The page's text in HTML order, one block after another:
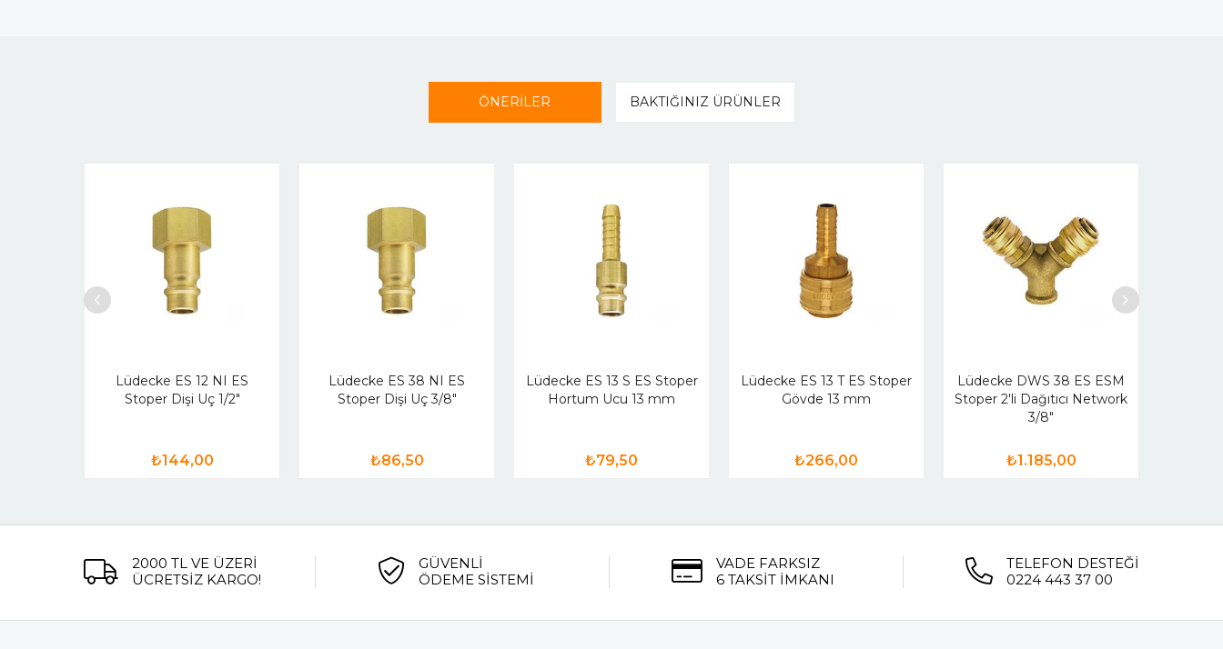
ÖNERİLER BAKTIĞINIZ ÜRÜNLER
Lüdecke ES 12 NI ES
Stoper Dişi Uç 1/2"
₺144,00
Lüdecke ES 38 NI ES
Stoper Dişi Uç 3/8"
₺86,50
Lüdecke ES 13 S ES Stoper
Hortum Ucu 13 mm
₺79,50
Lüdecke ES 13 T ES Stoper
Gövde 13 mm
₺266,00
Lüdecke DWS 38 ES ESM
Stoper 2'li Dağıtıcı Network
3/8"
₺1.185,00
2000 TL VE ÜZERİ
ÜCRETSİZ KARGO!
GÜVENLİ
ÖDEME SİSTEMİ
VADE FARKSIZ
6 TAKSİT İMKANI
TELEFON DESTEĞİ
0224 443 37 00